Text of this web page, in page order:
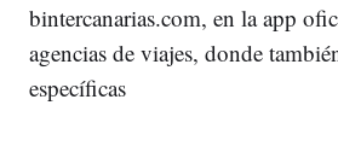
bintercanarias.com, en la app
agencias de viajes, donde
específicas